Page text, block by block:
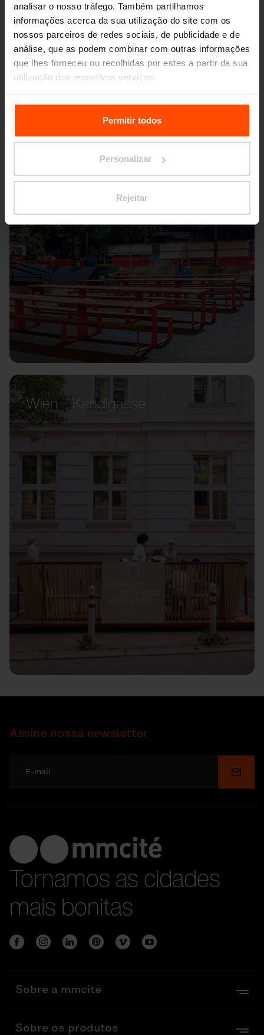
analisar o nosso tráfego. Também partilhamos
informações acerca da sua utilização do site com os
nossos parceiros de redes sociais, de publicidade e de
análise, que as podem combinar com outras informações
que lhes forneceu ou recolhidas por estes a partir da sua
utilização dos respetivos serviços.
Para mais informações, por favor visitePrinciples
Relating to the Processing Personal Data.
Permitir todos
Personalizar
Rejeitar
Wien – Kandlgasse
Assine nossa newsletter
Enviar
Tornamos as cidades
mais bonitas
Sobre a mmcité
Sobre os produtos